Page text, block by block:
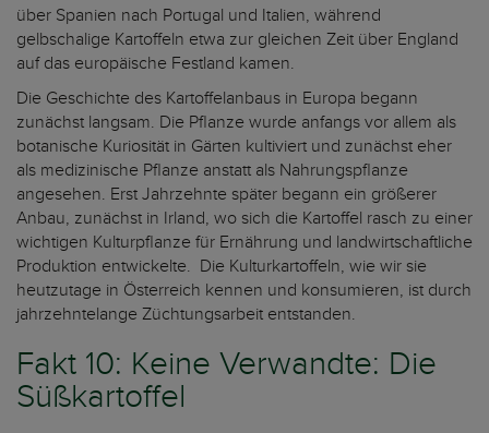
über Spanien nach Portugal und Italien, während
gelbschalige Kartoffeln etwa zur gleichen Zeit über England
auf das europäische Festland kamen.
Die Geschichte des Kartoffelanbaus in Europa begann
zunächst langsam. Die Pflanze wurde anfangs vor allem als
botanische Kuriosität in Gärten kultiviert und zunächst eher
als medizinische Pflanze anstatt als Nahrungspflanze
angesehen. Erst Jahrzehnte später begann ein größerer
Anbau, zunächst in Irland, wo sich die Kartoffel rasch zu einer
wichtigen Kulturpflanze für Ernährung und landwirtschaftliche
Produktion entwickelte. Die Kulturkartoffeln, wie wir sie
heutzutage in Österreich kennen und konsumieren, ist durch
jahrzehntelange Züchtungsarbeit entstanden.
Fakt 10: Keine Verwandte: Die
Süßkartoffel